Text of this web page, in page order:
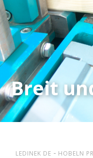
Breit
Breit
LEDINEK DE HOBELN